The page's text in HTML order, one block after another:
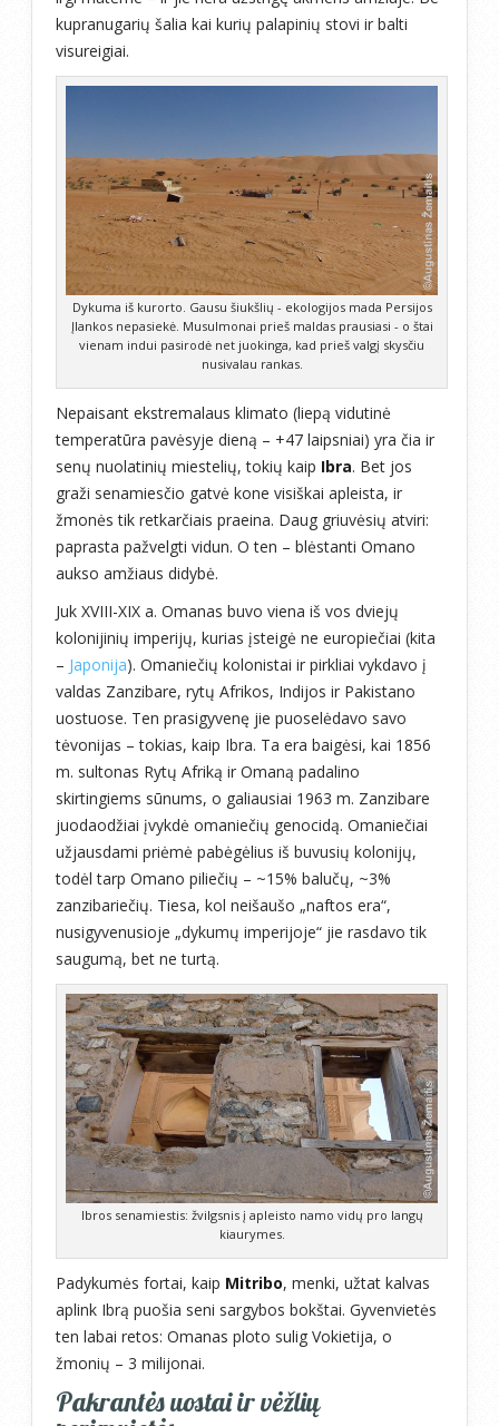
kupranugarių šalia kai kurių palapinių stovi ir balti
visureigiai.
Dykuma iš kurorto. Gausu šiukšlių - ekologijos mada Persijos
Įlankos nepasiekė. Musulmonai prieš maldas prausiasi - o štai
vienam indui pasirodė net juokinga, kad prieš valgį skysčiu
nusivalau rankas.
Nepaisant ekstremalaus klimato (liepą vidutinė
temperatūra pavėsyje dieną – +47 laipsniai) yra čia ir
senų nuolatinių miestelių, tokių kaip Ibra. Bet jos
graži senamiesčio gatvė kone visiškai apleista, ir
žmonės tik retkarčiais praeina. Daug griuvėsių atviri:
paprasta pažvelgti vidun. O ten – blėstanti Omano
aukso amžiaus didybė.
Juk XVIII-XIX a. Omanas buvo viena iš vos dviejų
kolonijinių imperijų, kurias įsteigė ne europiečiai (kita
– Japonija). Omaniečių kolonistai ir pirkliai vykdavo į
valdas Zanzibare, rytų Afrikos, Indijos ir Pakistano
uostuose. Ten prasigyvenę jie puoselėdavo savo
tėvonijas – tokias, kaip Ibra. Ta era baigėsi, kai 1856
m. sultonas Rytų Afriką ir Omaną padalino
skirtingiems sūnums, o galiausiai 1963 m. Zanzibare
juodaodžiai įvykdė omaniečių genocidą. Omaniečiai
užjausdami priėmė pabėgėlius iš buvusių kolonijų,
todėl tarp Omano piliečių – ~15% balučų, ~3%
zanzibariečių. Tiesa, kol neišaušo „naftos era“,
nusigyvenusioje „dykumų imperijoje“ jie rasdavo tik
saugumą, bet ne turtą.
Ibros senamiestis: žvilgsnis į apleisto namo vidų pro langų
kiaurymes.
Padykumės fortai, kaip Mitribo, menki, užtat kalvas
aplink Ibrą puošia seni sargybos bokštai. Gyvenvietės
ten labai retos: Omanas ploto sulig Vokietija, o
žmonių – 3 milijonai.
Pakrantės uostai ir vėžlių